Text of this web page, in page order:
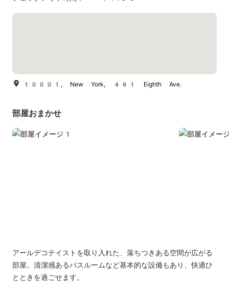
10001, New York, 481 Eighth Ave.
部屋おまかせ
アールデコテイストを取り入れた、落ちつきある空間が広がる
部屋。清潔感あるバスルームなど基本的な設備もあり、快適ひ
とときを過ごせます。